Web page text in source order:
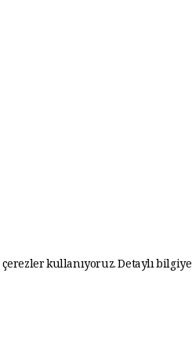
kullanıyoruz. Detaylı bilgiye